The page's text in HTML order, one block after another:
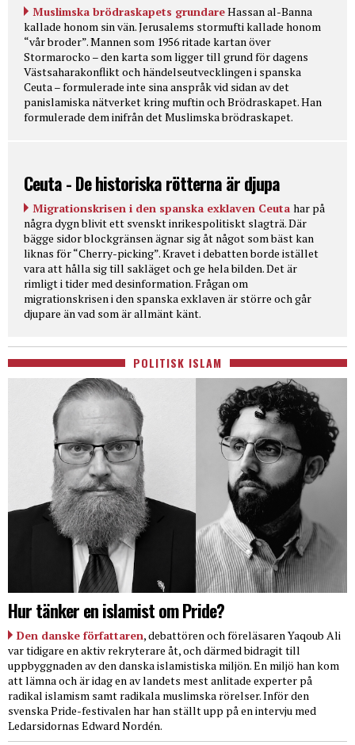
Muslimska brödraskapets grundareHassan al-Banna
kallade honom sin vän. Jerusalems stormufti kallade honom
“vår broder”. Mannen som 1956 ritade kartan över
Stormarocko – den karta som ligger till grund för dagens
Västsaharakonflikt och händelseutvecklingen i spanska
Ceuta – formulerade inte sina anspråk vid sidan av det
panislamiska nätverket kring muftin och Brödraskapet. Han
formulerade dem inifrån det Muslimska brödraskapet.
Ceuta - De historiska rötterna är djupa
Migrationskrisen i den spanska exklaven Ceuta har på
några dygn blivit ett svenskt inrikespolitiskt slagträ. Där
bägge sidor blockgränsen ägnar sig åt något som bäst kan
liknas för “Cherry-picking”. Kravet i debatten borde istället
vara att hålla sig till sakläget och ge hela bilden. Det är
rimligt i tider med desinformation. Frågan om
migrationskrisen i den spanska exklaven är större och går
djupare än vad som är allmänt känt.
POLITISK ISLAM
Hur tänker en islamist om Pride?
Den danske författaren, debattören och föreläsaren Yaqoub Ali
var tidigare en aktiv rekryterare åt, och därmed bidragit till
uppbyggnaden av den danska islamistiska miljön. En miljö han kom
att lämna och är idag en av landets mest anlitade experter på
radikal islamism samt radikala muslimska rörelser. Inför den
svenska Pride-festivalen har han ställt upp på en intervju med
Ledarsidornas Edward Nordén.